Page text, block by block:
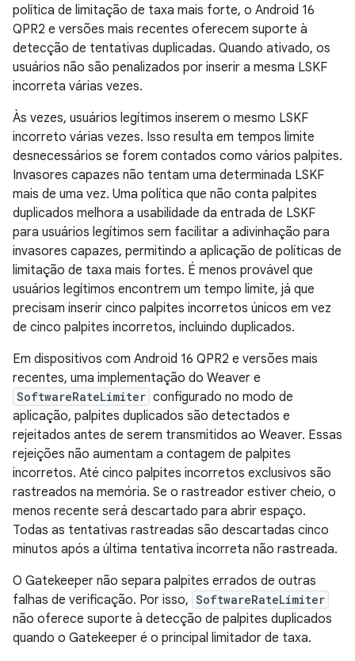
política de limitação de taxa mais forte, o Android 16
QPR2 e versões mais recentes oferecem suporte à
detecção de tentativas duplicadas. Quando ativado, os
usuários não são penalizados por inserir a mesma LSKF
incorreta várias vezes.
Às vezes, usuários legítimos inserem o mesmo LSKF
incorreto várias vezes. Isso resulta em tempos limite
desnecessários se forem contados como vários palpites.
Invasores capazes não tentam uma determinada LSKF
mais de uma vez. Uma política que não conta palpites
duplicados melhora a usabilidade da entrada de LSKF
para usuários legítimos sem facilitar a adivinhação para
invasores capazes, permitindo a aplicação de políticas de
limitação de taxa mais fortes. É menos provável que
usuários legítimos encontrem um tempo limite, já que
precisam inserir cinco palpites incorretos únicos em vez
de cinco palpites incorretos, incluindo duplicados.
Em dispositivos com Android 16 QPR2 e versões mais
recentes, uma implementação do Weaver e
SoftwareRateLimiter configurado no modo de
aplicação, palpites duplicados são detectados e
rejeitados antes de serem transmitidos ao Weaver. Essas
rejeições não aumentam a contagem de palpites
incorretos. Até cinco palpites incorretos exclusivos são
rastreados na memória. Se o rastreador estiver cheio, o
menos recente será descartado para abrir espaço.
Todas as tentativas rastreadas são descartadas cinco
minutos após a última tentativa incorreta não rastreada.
O Gatekeeper não separa palpites errados de outras
falhas de verificação. Por isso, SoftwareRateLimiter
não oferece suporte à detecção de palpites duplicados
quando o Gatekeeper é o principal limitador de taxa.